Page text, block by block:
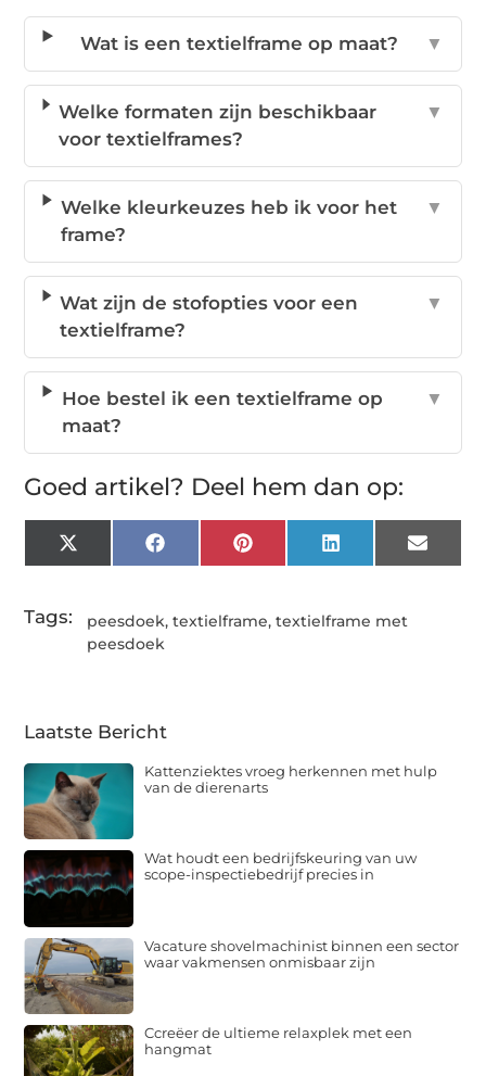
Wat is een textielframe op maat? ▼
Welke formaten zijn beschikbaar
voor textielframes?
▼
Welke kleurkeuzes heb ik voor het
frame?
▼
Wat zijn de stofopties voor een
textielframe?
▼
Hoe bestel ik een textielframe op
maat?
▼
Goed artikel? Deel hem dan op:
X
(Twitter)
FacebookPinterestLinkedInEmail
Tags: peesdoek,textielframe,textielframe met
peesdoek
Laatste Bericht
Kattenziektes vroeg herkennen met hulp
van de dierenarts
Wat houdt een bedrijfskeuring van uw
scope-inspectiebedrijf precies in
Vacature shovelmachinist binnen een sector
waar vakmensen onmisbaar zijn
Ccreëer de ultieme relaxplek met een
hangmat